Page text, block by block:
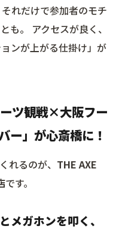
れだけで参加者のモチ
も。 アクセスが良く、
ンが上がる仕掛け」が
ツ観戦×大阪フー
ー」が心斎橋に！
れるのが、 THE AXE
です。
メガホンを叩く、